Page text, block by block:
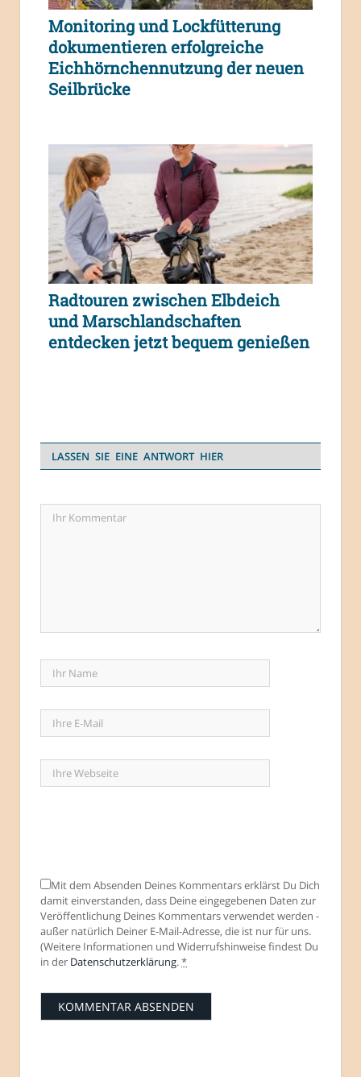
Monitoring und Lockfütterung
dokumentieren erfolgreiche
Eichhörnchennutzung der neuen
Seilbrücke
Radtouren zwischen Elbdeich
und Marschlandschaften
entdecken jetzt bequem genießen
LASSEN SIE EINE ANTWORT HIER
Mit dem Absenden Deines Kommentars erklärst Du Dich
damit einverstanden, dass Deine eingegebenen Daten zur
Veröffentlichung Deines Kommentars verwendet werden -
außer natürlich Deiner E-Mail-Adresse, die ist nur für uns.
(Weitere Informationen und Widerrufshinweise findest Du
in der Datenschutzerklärung. *